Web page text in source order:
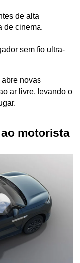
de alta
de cinema.
sem fio ultra-
abre novas
ar livre, levando o
motorista